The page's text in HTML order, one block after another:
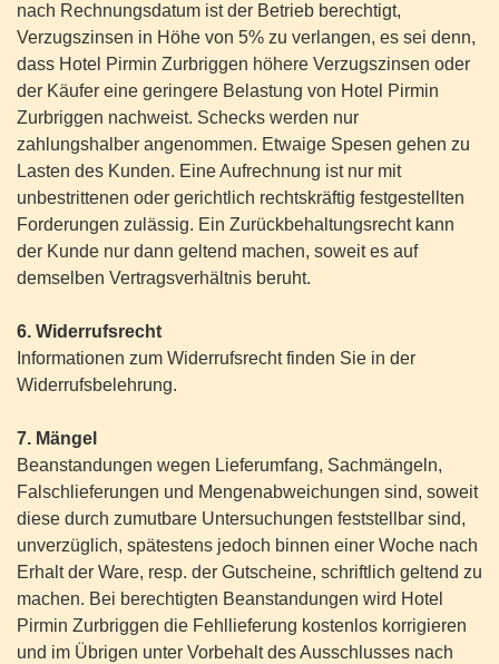
nach Rechnungsdatum ist der Betrieb berechtigt,
Verzugszinsen in Höhe von 5% zu verlangen, es sei denn,
dass Hotel Pirmin Zurbriggen höhere Verzugszinsen oder
der Käufer eine geringere Belastung von Hotel Pirmin
Zurbriggen nachweist. Schecks werden nur
zahlungshalber angenommen. Etwaige Spesen gehen zu
Lasten des Kunden. Eine Aufrechnung ist nur mit
unbestrittenen oder gerichtlich rechtskräftig festgestellten
Forderungen zulässig. Ein Zurückbehaltungsrecht kann
der Kunde nur dann geltend machen, soweit es auf
demselben Vertragsverhältnis beruht.
6. Widerrufsrecht
Informationen zum Widerrufsrecht finden Sie in der
Widerrufsbelehrung.
7. Mängel
Beanstandungen wegen Lieferumfang, Sachmängeln,
Falschlieferungen und Mengenabweichungen sind, soweit
diese durch zumutbare Untersuchungen feststellbar sind,
unverzüglich, spätestens jedoch binnen einer Woche nach
Erhalt der Ware, resp. der Gutscheine, schriftlich geltend zu
machen. Bei berechtigten Beanstandungen wird Hotel
Pirmin Zurbriggen die Fehllieferung kostenlos korrigieren
und im Übrigen unter Vorbehalt des Ausschlusses nach